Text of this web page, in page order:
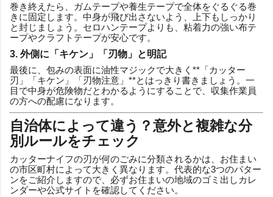
巻き終えたら、ガムテープや養生テープで全体をぐるぐる巻
きに固定します。中身が飛び出さないよう、上下もしっかり
と封じましょう。セロハンテープよりも、粘着力の強い布テ
ープやクラフトテープが安心です。
3. 外側に「キケン」「刃物」と明記
最後に、包みの表面に油性マジックで大きく**「カッター
刃」「キケン」「刃物注意」**とはっきり書きましょう。一
目で中身が危険物だとわかるようにすることで、収集作業員
の方への配慮になります。
自治体によって違う？意外と複雑な分
別ルールをチェック
カッターナイフの刃が何のごみに分類されるかは、お住まい
の市区町村によって大きく異なります。代表的な3つのパター
ンをご紹介しますので、必ずお住まいの地域のゴミ出しカレ
ンダーや公式サイトを確認してください。